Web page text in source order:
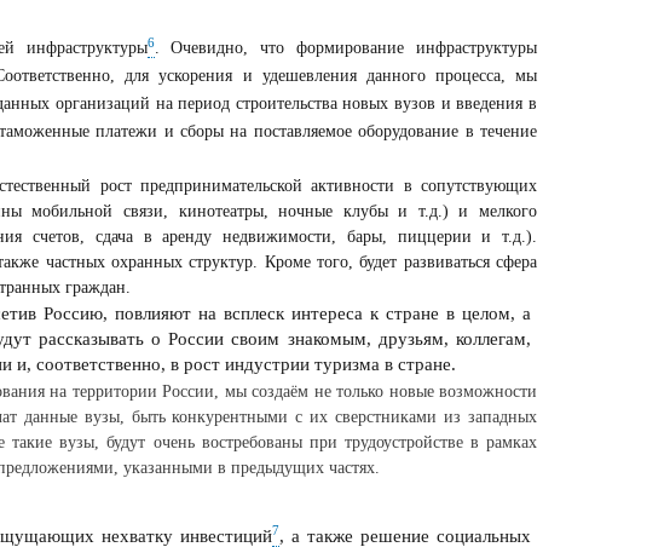
инфраструктуры6. Очевидно, что формирование инфраструктуры
для ускорения и удешевления данного процесса, мы
организаций на период строительства новых вузов и введения в
платежи и сборы на поставляемое оборудование в течение
рост предпринимательской активности в сопутствующих
мобильной связи, кинотеатры, ночные клубы и т.д.) и мелкого
счетов, сдача в аренду недвижимости, бары, пиццерии и т.д.).
частных охранных структур. Кроме того, будет развиваться сфера
граждан.
Россию, повлияют на всплеск интереса к стране в целом, а
рассказывать о России своим знакомым, друзьям, коллегам,
соответственно, в рост индустрии туризма в стране.
на территории России, мы создаём не только новые возможности
данные вузы, быть конкурентными с их сверстниками из западных
вузы, будут очень востребованы при трудоустройстве в рамках
указанными в предыдущих частях.
нехватку инвестиций7, а также решение социальных